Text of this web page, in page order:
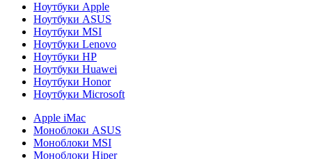
Ноутбуки Apple
Ноутбуки ASUS
Ноутбуки MSI
Ноутбуки Lenovo
Ноутбуки HP
Ноутбуки Huawei
Ноутбуки Honor
Ноутбуки Microsoft
Apple iMac
Моноблоки ASUS
Моноблоки MSI
Моноблоки Hiper